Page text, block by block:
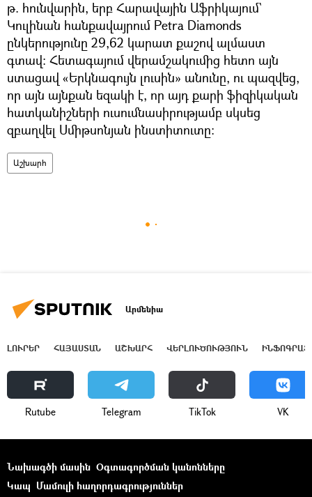
թ. հունվարին, երբ Հարավային Աֆրիկայում`
Կուլինան հանքավայրում Petra Diamonds
ընկերությունը 29,62 կարատ քաշով ալմաստ
գտավ։ Հետագայում վերամշակումից հետո այն
ստացավ «Երկնագույն լուսին» անունը, ու պազվեց,
որ այն այնքան եզակի է, որ այդ քարի ֆիզիկական
հատկանիշների ուսումնասիրությամբ սկսեց
զբաղվել Սմիթսոնյան ինստիտուտը։
Աշխարհ
Արմենիա
ԼՈՒՐԵՐ ՀԱՅԱՍՏԱՆ ԱՇԽԱՐՀ ՎԵՐԼՈՒԾՈՒԹՅՈՒՆ
Rutube Telegram ТikТоk VK
Նախագծի մասին Օգտագործման կանոնները
Կապ Մամուլի հաղորդագրություններ